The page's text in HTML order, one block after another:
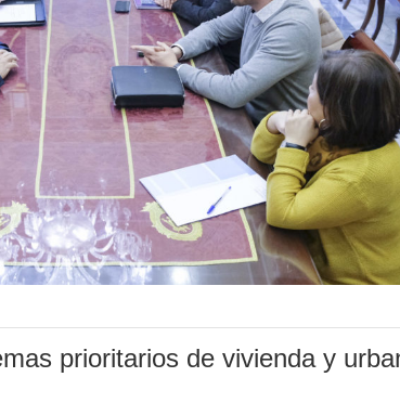
prioritarios de vivienda y